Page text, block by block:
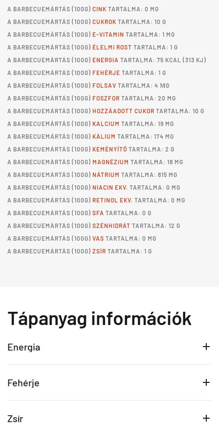
A BARBECUEMÁRTÁS (100G) CINK TARTALMA: 0 MG
A BARBECUEMÁRTÁS (100G) CUKROK TARTALMA: 10 G
A BARBECUEMÁRTÁS (100G) E-VITAMIN TARTALMA: 1 MG
A BARBECUEMÁRTÁS (100G) ÉLELMI ROST TARTALMA: 1 G
A BARBECUEMÁRTÁS (100G) ENERGIA TARTALMA: 75 KCAL (313 KJ)
A BARBECUEMÁRTÁS (100G) FEHÉRJE TARTALMA: 1 G
A BARBECUEMÁRTÁS (100G) FOLSAV TARTALMA: 4 ΜG
A BARBECUEMÁRTÁS (100G) FOSZFOR TARTALMA: 20 MG
A BARBECUEMÁRTÁS (100G) HOZZÁADOTT CUKOR TARTALMA: 10 G
A BARBECUEMÁRTÁS (100G) KALCIUM TARTALMA: 19 MG
A BARBECUEMÁRTÁS (100G) KÁLIUM TARTALMA: 174 MG
A BARBECUEMÁRTÁS (100G) KEMÉNYÍTŐ TARTALMA: 2 G
A BARBECUEMÁRTÁS (100G) MAGNÉZIUM TARTALMA: 18 MG
A BARBECUEMÁRTÁS (100G) NÁTRIUM TARTALMA: 815 MG
A BARBECUEMÁRTÁS (100G) NIACIN EKV. TARTALMA: 0 MG
A BARBECUEMÁRTÁS (100G) RETINOL EKV. TARTALMA: 0 MG
A BARBECUEMÁRTÁS (100G) SFA TARTALMA: 0 G
A BARBECUEMÁRTÁS (100G) SZÉNHIDRÁT TARTALMA: 12 G
A BARBECUEMÁRTÁS (100G) VAS TARTALMA: 0 MG
A BARBECUEMÁRTÁS (100G) ZSÍR TARTALMA: 1 G
Tápanyag információk
Energia
Fehérje
Zsír